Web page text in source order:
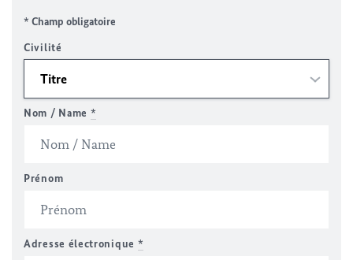
* Champ obligatoire
Civilité
Nom / Name *
Prénom
Adresse électronique *